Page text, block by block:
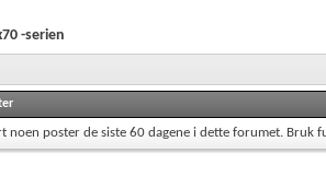
-serien
noen poster de siste 60 dagene i dette forumet. Bruk